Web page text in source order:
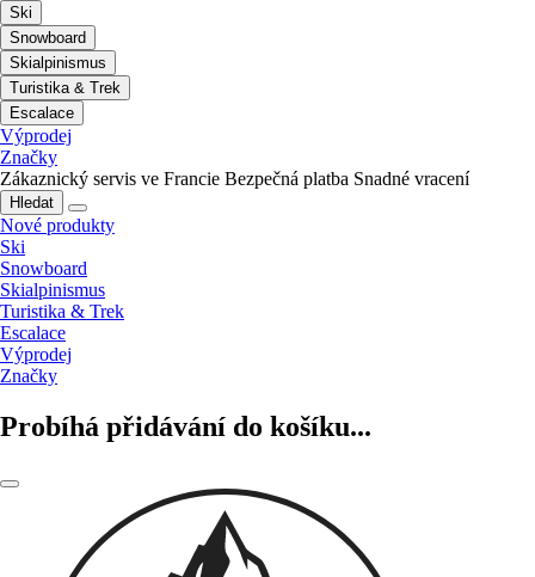
Ski
Snowboard
Skialpinismus
Turistika & Trek
Escalace
Výprodej
Značky
Zákaznický servis ve Francie Bezpečná platba Snadné vracení
Hledat
Nové produkty
Ski
Snowboard
Skialpinismus
Turistika & Trek
Escalace
Výprodej
Značky
Probíhá přidávání do košíku...